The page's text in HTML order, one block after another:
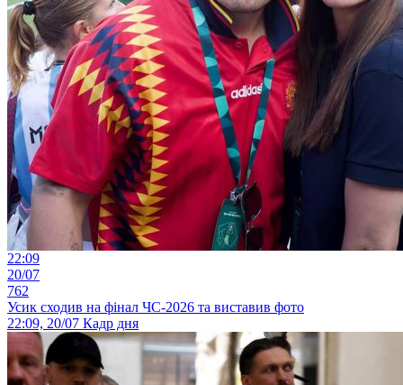
22:09
20/07
762
Усик сходив на фінал ЧС-2026 та виставив фото
22:09, 20/07 Кадр дня